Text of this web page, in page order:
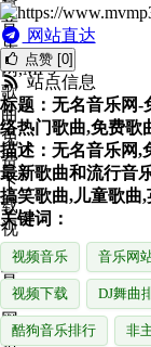
网站直达
点赞 [0]
站点信息
标题：无名音乐网-
络热门歌曲,免费歌
描述：无名音乐网,
最新歌曲和流行音
搞笑歌曲,儿童歌曲
关键词：
视频音乐 音乐网
视频下载 DJ舞曲
酷狗音乐排行 非